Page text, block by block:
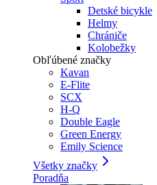
Detské bicykle
Helmy
Chrániče
Kolobežky
Obľúbené značky
Kavan
E-Flite
SCX
H-Q
Double Eagle
Green Energy
Emily Science
Všetky značky
Poradňa